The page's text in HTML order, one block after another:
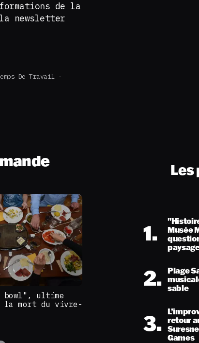
de la
newsletter
De Travail
bowl", ultime
la mort du vivre-
Les
1.
Musée
2. Plage
sable
3. retour
Games